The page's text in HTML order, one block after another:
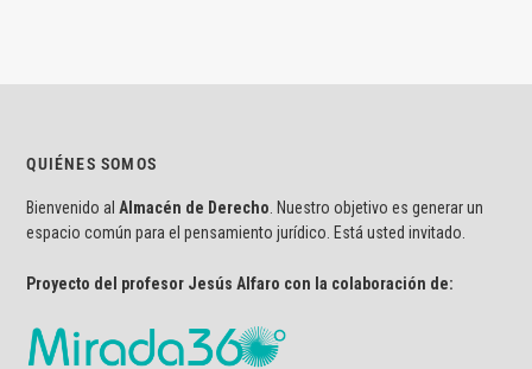
QUIÉNES SOMOS
Bienvenido al Almacén de Derecho . Nuestro objetivo es generar un
espacio común para el pensamiento jurídico. Está usted invitado.
Proyecto del profesor Jesús Alfaro con la colaboración de: